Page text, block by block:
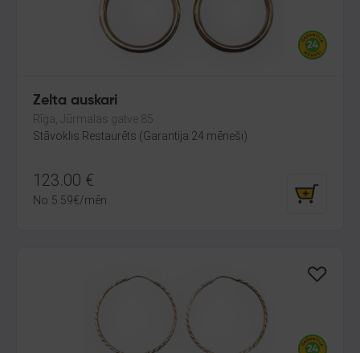
Zelta auskari
Rīga, Jūrmalas gatve 85
Stāvoklis Restaurēts (Garantija 24 mēneši)
123.00 €
No 5.59€/mēn.